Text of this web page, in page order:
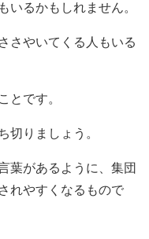
いるかもしれません。
さやいてくる人もいる
とです。
切りましょう。
葉があるように、集団
れやすくなるもので